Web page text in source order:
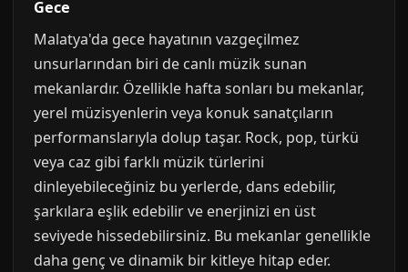
Gece
Malatya'da gece hayatının vazgeçilmez
unsurlarından biri de canlı müzik sunan
mekanlardır. Özellikle hafta sonları bu mekanlar,
yerel müzisyenlerin veya konuk sanatçıların
performanslarıyla dolup taşar. Rock, pop, türkü
veya caz gibi farklı müzik türlerini
dinleyebileceğiniz bu yerlerde, dans edebilir,
şarkılara eşlik edebilir ve enerjinizi en üst
seviyede hissedebilirsiniz. Bu mekanlar genellikle
daha genç ve dinamik bir kitleye hitap eder.